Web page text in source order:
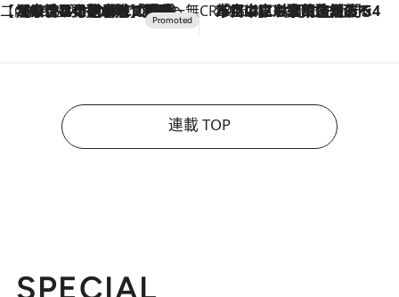
【CREA×星野リゾート】唯一無二。癒しと発見が待つ場所へ
2026.8.7
【トンボの足水浴】ヒノキの香りに包まれて涼感マックス！約13℃の湧水かけ流しを避暑地「星野温泉 トンボの湯」で体験 CREA'S CHOICE
2026.8.7
「立川にも歌舞伎があるんだよ」 片岡仁左衛門・市川中車ら豪華座組みで4年目の立川立飛歌舞伎へ
連載 TOP
SPECIAL